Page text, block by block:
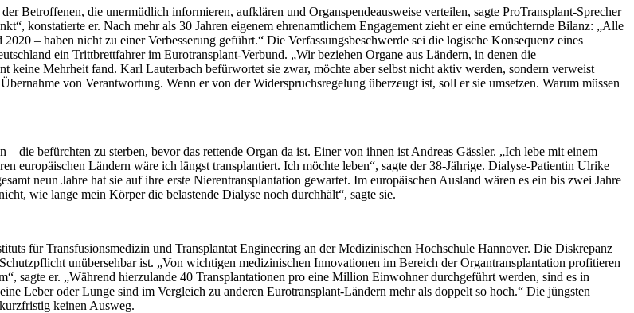
Betroffenen, die unermüdlich informieren, aufklären und Organspendeausweise verteilen, sagte ProTransplant-Sprecher
konstatierte er. Nach mehr als 30 Jahren eigenem ehrenamtlichem Engagement zieht er eine ernüchternde Bilanz: „Alle
– haben nicht zu einer Verbesserung geführt.“ Die Verfassungsbeschwerde sei die logische Konsequenz eines
ein Trittbrettfahrer im Eurotransplant-Verbund. „Wir beziehen Organe aus Ländern, in denen die
keine Mehrheit fand. Karl Lauterbach befürwortet sie zwar, möchte aber selbst nicht aktiv werden, sondern verweist
von Verantwortung. Wenn er von der Widerspruchsregelung überzeugt ist, soll er sie umsetzen. Warum müssen
die befürchten zu sterben, bevor das rettende Organ da ist. Einer von ihnen ist Andreas Gässler. „Ich lebe mit einem
europäischen Ländern wäre ich längst transplantiert. Ich möchte leben“, sagte der 38-Jährige. Dialyse-Patientin Ulrike
neun Jahre hat sie auf ihre erste Nierentransplantation gewartet. Im europäischen Ausland wären es ein bis zwei Jahre
wie lange mein Körper die belastende Dialyse noch durchhält“, sagte sie.
für Transfusionsmedizin und Transplantat Engineering an der Medizinischen Hochschule Hannover. Die Diskrepanz
unübersehbar ist. „Von wichtigen medizinischen Innovationen im Bereich der Organtransplantation profitieren
sagte er. „Während hierzulande 40 Transplantationen pro eine Million Einwohner durchgeführt werden, sind es in
Leber oder Lunge sind im Vergleich zu anderen Eurotransplant-Ländern mehr als doppelt so hoch.“ Die jüngsten
keinen Ausweg.